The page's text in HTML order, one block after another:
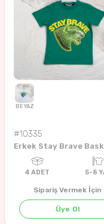
MİNT
#10335
Sipariş Vermek İçin
Üye Ol